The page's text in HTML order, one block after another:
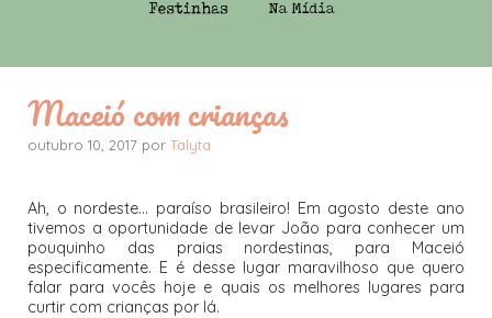
Maceió com crianças
outubro 10, 2017 por Talyta
Ah, o nordeste... paraíso brasileiro! Em agosto deste ano
tivemos a oportunidade de levar João para conhecer um
pouquinho das praias nordestinas, para Maceió
especificamente. E é desse lugar maravilhoso que quero
falar para vocês hoje e quais os melhores lugares para
curtir com crianças por lá.